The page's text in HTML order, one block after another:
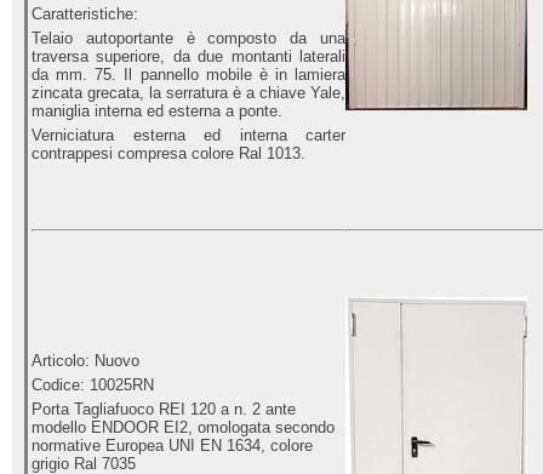
Caratteristiche:
Telaio autoportante è composto da una
traversa superiore, da due montanti laterali
da mm. 75. Il pannello mobile è in lamiera
zincata grecata, la serratura è a chiave Yale,
maniglia interna ed esterna a ponte.
Verniciatura esterna ed interna carter
contrappesi compresa colore Ral 1013.
Articolo: Nuovo
Codice: 10025RN
Porta Tagliafuoco REI 120 a n. 2 ante
modello ENDOOR EI2, omologata secondo
normative Europea UNI EN 1634, colore
grigio Ral 7035